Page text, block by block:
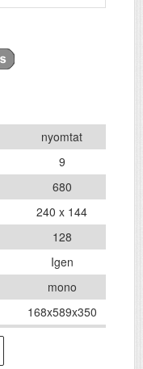
nyomtat
9
680
240 x 144
128
Igen
mono
168x589‎x350